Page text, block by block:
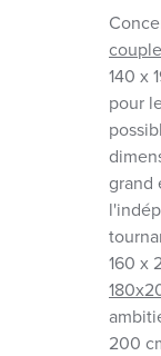
couple
140 x
pour
grand
160 x
200